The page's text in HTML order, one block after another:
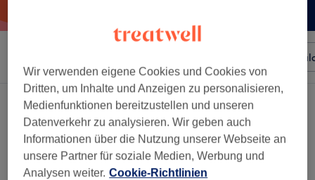
2 Salons die anbieten: make-up in Innenstadt, Dessau-Roßlau
Wir verwenden eigene Cookies und Cookies von
Dritten, um Inhalte und Anzeigen zu personalisieren,
Medienfunktionen bereitzustellen und unseren
Datenverkehr zu analysieren. Wir geben auch
Informationen über die Nutzung unserer Webseite an
unsere Partner für soziale Medien, Werbung und
Analysen weiter. Cookie-Richtlinien